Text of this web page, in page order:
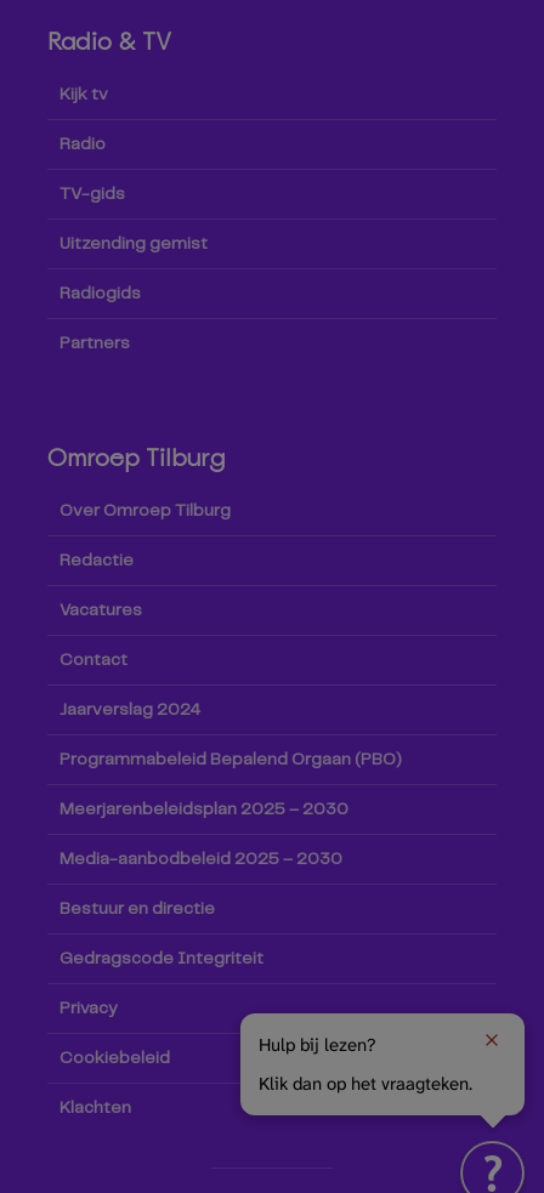
Radio & TV
Kijk tv
Radio
TV-gids
Uitzending gemist
Radiogids
Partners
Omroep Tilburg
Over Omroep Tilburg
Redactie
Vacatures
Contact
Jaarverslag 2024
Programmabeleid Bepalend Orgaan (PBO)
Meerjarenbeleidsplan 2025 – 2030
Media-aanbodbeleid 2025 – 2030
Bestuur en directie
Gedragscode Integriteit
Privacy
Cookiebeleid
Klachten
Hulp bij lezen?
Klik dan op het vraagteken.